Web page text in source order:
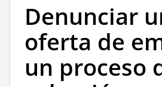
Denunciar
oferta de
un proceso